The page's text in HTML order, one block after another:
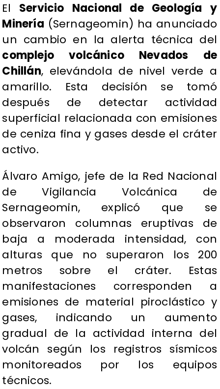
El Servicio Nacional de Geología y
Minería (Sernageomin) ha anunciado
un cambio en la alerta técnica del
complejo volcánico Nevados de
Chillán, elevándola de nivel verde a
amarillo. Esta decisión se tomó
después de detectar actividad
superficial relacionada con emisiones
de ceniza fina y gases desde el cráter
activo.
Álvaro Amigo, jefe de la Red Nacional
de Vigilancia Volcánica de
Sernageomin, explicó que se
observaron columnas eruptivas de
baja a moderada intensidad, con
alturas que no superaron los 200
metros sobre el cráter. Estas
manifestaciones corresponden a
emisiones de material piroclástico y
gases, indicando un aumento
gradual de la actividad interna del
volcán según los registros sísmicos
monitoreados por los equipos
técnicos.